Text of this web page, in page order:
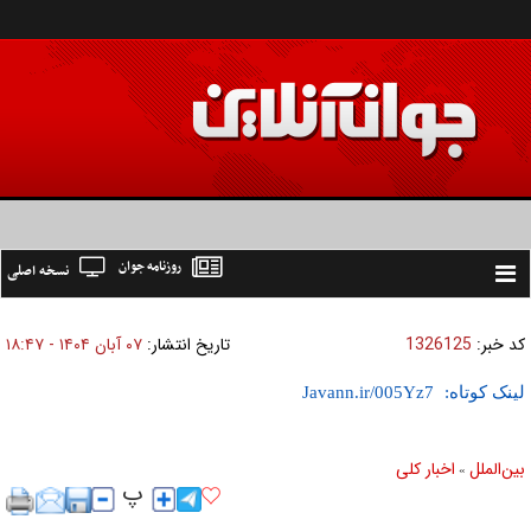
Toggle
نسخه اصلی روزنامه جوان
کد خبر: 1326125 تاریخ انتشار: ۰۷ آبان ۱۴۰۴ - ۱۸:۴۷
لینک کوتاه:
بين‌الملل » اخبار كلی